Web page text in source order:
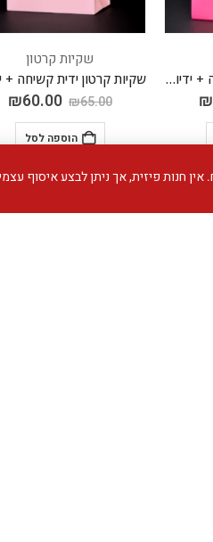
שקיות קרטון ידית קשיחה + ידיות PVC ארוכות
₪
שקיות קרטון
₪65.00
₪60.00
הוספה לסל